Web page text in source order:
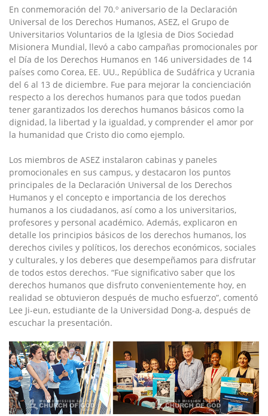
En conmemoración del 70.º aniversario de la Declaración
Universal de los Derechos Humanos, ASEZ, el Grupo de
Universitarios Voluntarios de la Iglesia de Dios Sociedad
Misionera Mundial, llevó a cabo campañas promocionales por
el Día de los Derechos Humanos en 146 universidades de 14
países como Corea, EE. UU., República de Sudáfrica y Ucrania
del 6 al 13 de diciembre. Fue para mejorar la concienciación
respecto a los derechos humanos para que todos puedan
tener garantizados los derechos humanos básicos como la
dignidad, la libertad y la igualdad, y comprender el amor por
la humanidad que Cristo dio como ejemplo.
Los miembros de ASEZ instalaron cabinas y paneles
promocionales en sus campus, y destacaron los puntos
principales de la Declaración Universal de los Derechos
Humanos y el concepto e importancia de los derechos
humanos a los ciudadanos, así como a los universitarios,
profesores y personal académico. Además, explicaron en
detalle los principios básicos de los derechos humanos, los
derechos civiles y políticos, los derechos económicos, sociales
y culturales, y los deberes que desempeñamos para disfrutar
de todos estos derechos. “Fue significativo saber que los
derechos humanos que disfruto convenientemente hoy, en
realidad se obtuvieron después de mucho esfuerzo”, comentó
Lee Ji-eun, estudiante de la Universidad Dong-a, después de
escuchar la presentación.